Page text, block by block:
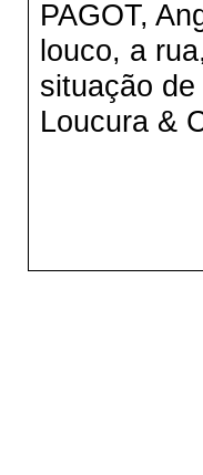
PAGOT,
louco, a
situação
Loucura &